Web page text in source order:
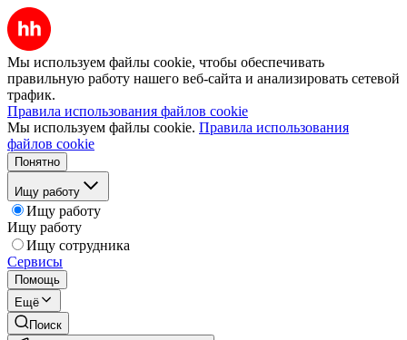
Мы используем файлы cookie, чтобы обеспечивать
правильную работу нашего веб-сайта и анализировать сетевой
трафик.
Правила использования файлов cookie
Мы используем файлы cookie. Правила использования
файлов cookie
Понятно
Ищу работу
Ищу работу
Ищу работу
Ищу сотрудника
Сервисы
Помощь
Ещё
Поиск